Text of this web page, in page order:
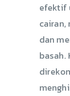
efektif
cairan,
dan
basah.